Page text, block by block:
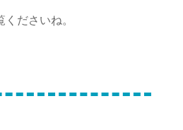
ださいね。